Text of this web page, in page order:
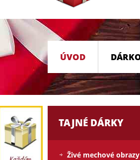
ÚVOD
TAJNÉ DÁRKY
Živé mechové obrazy